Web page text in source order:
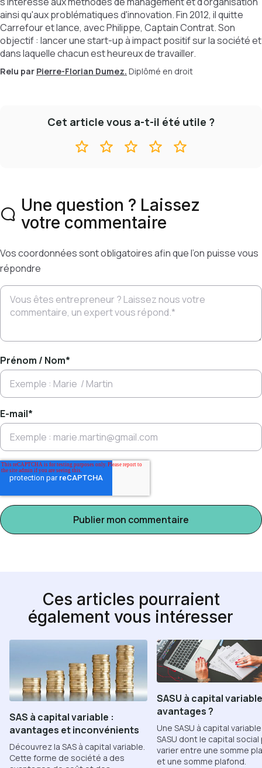
ainsi qu'aux problématiques d'innovation. Fin 2012, il quitte
Carrefour et lance, avec Philippe, Captain Contrat. Son
objectif : lancer une start-up à impact positif sur la société et
dans laquelle chacun est heureux de travailler.
Relu par Pierre-Florian Dumez. Diplômé en droit
Cet article vous a-t-il été utile ?
Une question ? Laissez
votre commentaire
Vos coordonnées sont obligatoires afin que l’on puisse vous
répondre
Prénom / Nom*
E-mail*
Ces articles pourraient
également vous intéresser
SAS à capital variable :
avantages et inconvénients
Découvrez la SAS à capital variable.
Cette forme de société a des
SASU à capital
avantages ?
Une SASU à capital
SASU dont le capital
varier entre une somme
et une somme plafond.